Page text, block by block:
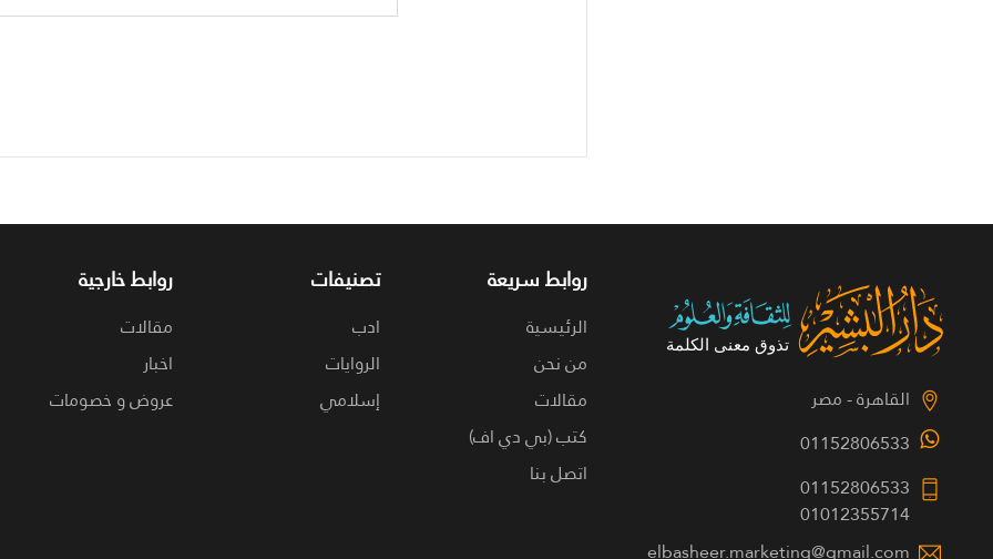
القاهرة - مصر
01152806533
01152806533
01012355714
elbasheer.marketing@gmail.com
روابط سريعة
الرئيسية
من نحن
مقالات
كتب (بي دي اف)
اتصل بنا
تصنيفات
ادب
الروايات
إسلامي
روابط خارجية
مقالات
اخبار
عروض و خصومات